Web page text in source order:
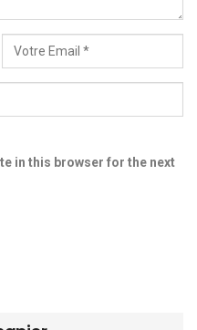
in this browser for the next